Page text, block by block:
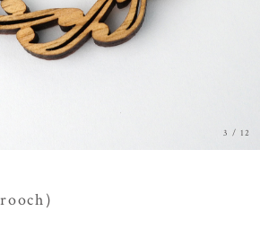
3 / 12
）